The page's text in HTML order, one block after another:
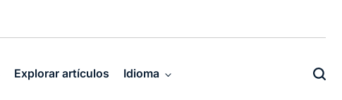
Explorar artículos Idioma